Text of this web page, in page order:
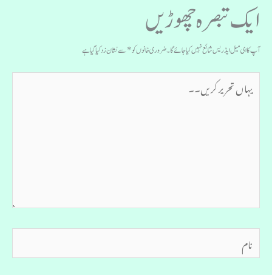
ایک تبصرہ چھوڑیں
آپ کا ای میل ایڈریس شائع نہیں کیا جائے گا۔ضروری خانوں کو*سے نشان زد کیا گیا ہے
تحریر